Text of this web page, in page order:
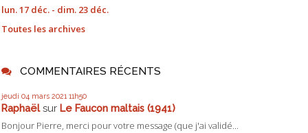
lun. 17 déc. - dim. 23 déc.
Toutes les archives
COMMENTAIRES RÉCENTS
jeudi 04 mars 2021 11h50
Raphaëlsur Le Faucon maltais (1941)
Bonjour Pierre, merci pour votre message (que j'ai validé...